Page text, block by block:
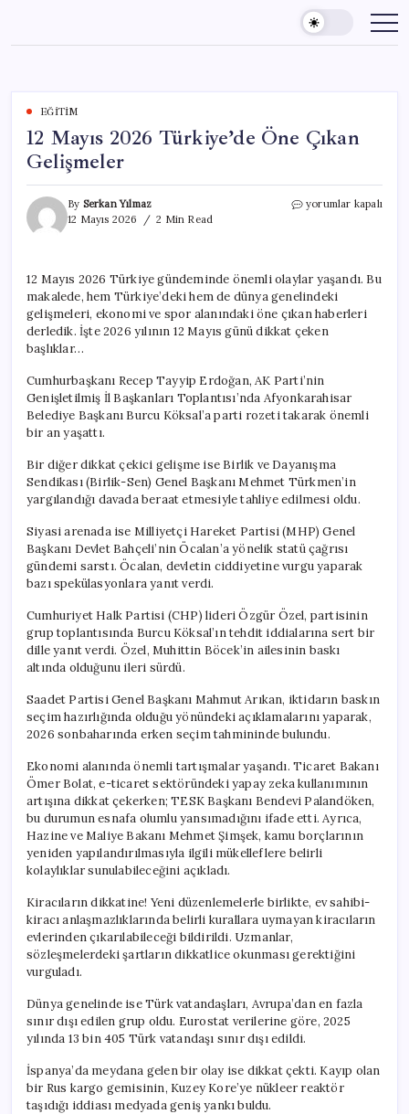
content
EĞITIM
12 Mayıs 2026 Türkiye’de Öne Çıkan
Gelişmeler
By Serkan Yılmaz
12 Mayıs 2026
2 Min Read
12
Çıkan
Gelişmeler
için
yorumlar kapalı
12 Mayıs 2026 Türkiye gündeminde önemli olaylar yaşandı. Bu
makalede, hem Türkiye’deki hem de dünya genelindeki
gelişmeleri, ekonomi ve spor alanındaki öne çıkan haberleri
derledik. İşte 2026 yılının 12 Mayıs günü dikkat çeken
başlıklar…
Cumhurbaşkanı Recep Tayyip Erdoğan, AK Parti’nin
Genişletilmiş İl Başkanları Toplantısı’nda Afyonkarahisar
Belediye Başkanı Burcu Köksal’a parti rozeti takarak önemli
bir an yaşattı.
Bir diğer dikkat çekici gelişme ise Birlik ve Dayanışma
Sendikası (Birlik-Sen) Genel Başkanı Mehmet Türkmen’in
yargılandığı davada beraat etmesiyle tahliye edilmesi oldu.
Siyasi arenada ise Milliyetçi Hareket Partisi (MHP) Genel
Başkanı Devlet Bahçeli’nin Öcalan’a yönelik statü çağrısı
gündemi sarstı. Öcalan, devletin ciddiyetine vurgu yaparak
bazı spekülasyonlara yanıt verdi.
Cumhuriyet Halk Partisi (CHP) lideri Özgür Özel, partisinin
grup toplantısında Burcu Köksal’ın tehdit iddialarına sert bir
dille yanıt verdi. Özel, Muhittin Böcek’in ailesinin baskı
altında olduğunu ileri sürdü.
Saadet Partisi Genel Başkanı Mahmut Arıkan, iktidarın baskın
seçim hazırlığında olduğu yönündeki açıklamalarını yaparak,
2026 sonbaharında erken seçim tahmininde bulundu.
Ekonomi alanında önemli tartışmalar yaşandı. Ticaret Bakanı
Ömer Bolat, e-ticaret sektöründeki yapay zeka kullanımının
artışına dikkat çekerken; TESK Başkanı Bendevi Palandöken,
bu durumun esnafa olumlu yansımadığını ifade etti. Ayrıca,
Hazine ve Maliye Bakanı Mehmet Şimşek, kamu borçlarının
yeniden yapılandırılmasıyla ilgili mükelleflere belirli
kolaylıklar sunulabileceğini açıkladı.
Kiracıların dikkatine! Yeni düzenlemelerle birlikte, ev sahibi-
kiracı anlaşmazlıklarında belirli kurallara uymayan kiracıların
evlerinden çıkarılabileceği bildirildi. Uzmanlar,
sözleşmelerdeki şartların dikkatlice okunması gerektiğini
vurguladı.
Dünya genelinde ise Türk vatandaşları, Avrupa’dan en fazla
sınır dışı edilen grup oldu. Eurostat verilerine göre, 2025
yılında 13 bin 405 Türk vatandaşı sınır dışı edildi.
İspanya’da meydana gelen bir olay ise dikkat çekti. Kayıp olan
bir Rus kargo gemisinin, Kuzey Kore’ye nükleer reaktör
taşıdığı iddiası medyada geniş yankı buldu.